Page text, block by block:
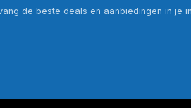
de beste deals en aanbiedingen in je